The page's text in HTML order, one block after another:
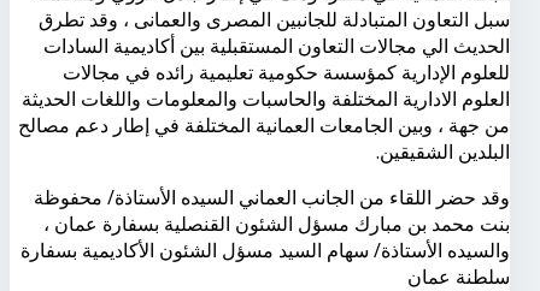
سبل التعاون المتبادلة للجانبين المصرى والعمانى ، وقد تطرق
الحديث الي مجالات التعاون المستقبلية بين أكاديمية السادات
للعلوم الإدارية كمؤسسة حكومية تعليمية رائده في مجالات
العلوم الادارية المختلفة والحاسبات والمعلومات واللغات الحديثة
من جهة ، وبين الجامعات العمانية المختلفة في إطار دعم مصالح
البلدين الشقيقين.
وقد حضر اللقاء من الجانب العماني السيده الأستاذة/ محفوظة
بنت محمد بن مبارك مسؤل الشئون القنصلية بسفارة عمان ،
والسيده الأستاذة/ سهام السيد مسؤل الشئون الأكاديمية بسفارة
سلطنة عمان